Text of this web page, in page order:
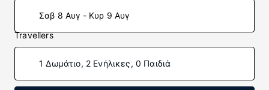
Σαβ 8 Αυγ - Κυρ 9 Αυγ
Travellers
1 Δωμάτιο, 2 Ενήλικες, 0 Παιδιά